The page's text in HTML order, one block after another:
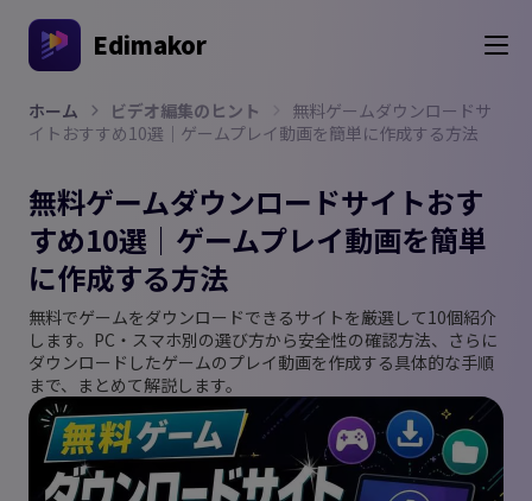
Edimakor
ホーム ビデオ編集のヒント
無料ゲームダウンロードサ
イトおすすめ10選｜ゲームプレイ動画を簡単に作成する方法
無料ゲームダウンロードサイトおす
すめ10選｜ゲームプレイ動画を簡単
に作成する方法
無料でゲームをダウンロードできるサイトを厳選して10個紹介
します。PC・スマホ別の選び方から安全性の確認方法、さらに
ダウンロードしたゲームのプレイ動画を作成する具体的な手順
まで、まとめて解説します。